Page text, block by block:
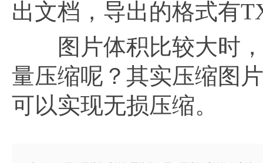
出文档，导出的格式有
图片体积比较大时，
量压缩呢？其实压缩图
可以实现无损压缩。